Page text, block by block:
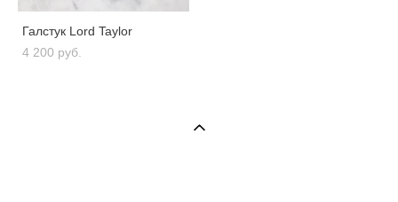
Галстук Lord Taylor
4 200 pуб.